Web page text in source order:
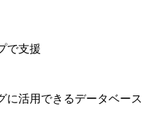
で支援
に活用できるデータベース